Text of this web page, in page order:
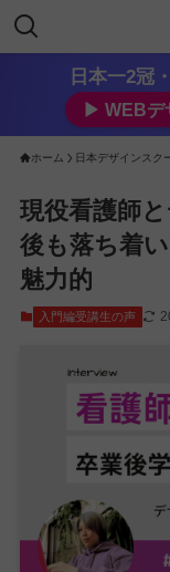
日本一2冠
▶︎ WEBデ
ホーム 日本デザインスク
現役看護師
後も落ち着
魅力的
入門編受講生の声